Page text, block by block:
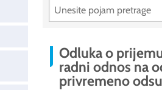
Odluka o
radni odnos na
privremeno